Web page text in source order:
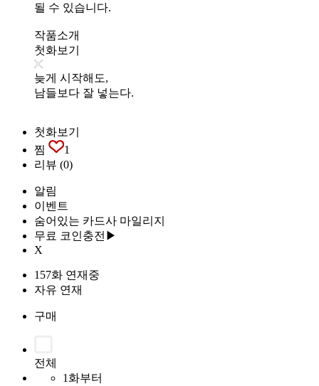
될 수 있습니다.
작품소개
첫화보기
늦게 시작해도,
남들보다 잘 넣는다.
첫화보기
찜
1
리뷰 (0)
알림
이벤트
숨어있는 카드사 마일리지
무료 코인충전▶
X
157화 연재중
자유 연재
구매
전체
1화부터